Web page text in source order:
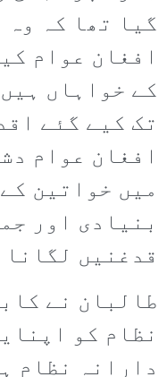
گیا تھا کہ
افغان عوام
کے خواہاں
تک کیے گئے
افغان عوام
میں خواتین
بنیادی اور
قدغنیں
طالبان نے
نظام کو